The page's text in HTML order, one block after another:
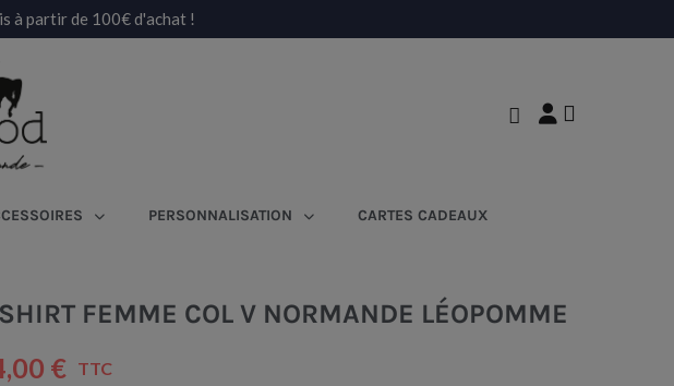
à partir de 100€ d'achat !
PERSONNALISATION CARTES CADEAUX
FEMME COL V NORMANDE LÉOPOMME
€ TTC